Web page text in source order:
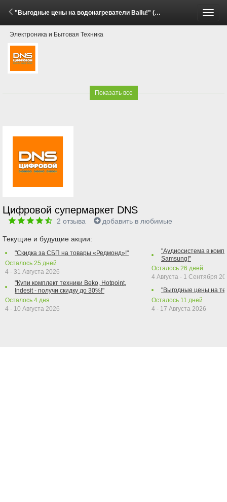
"Выгодные цены на водонагреватели Ballu!" (3 - 17 Июня 2026)
Электроника и Бытовая Техника
Показать все
Цифровой супермаркет DNS
2 отзыва добавить в любимые
Текущие и будущие акции:
"Скидка за СБП на товары «Редмонд»!"
Осталось 25 дней
4 - 31 Августа 2026
"Купи комплект техники Beko, Hotpoint,
Indesit - получи скидку до 30%!"
Осталось 4 дня
4 - 10 Августа 2026
"Аудиосистема в
Samsung!"
Осталось 26 дней
4 Августа - 1 Сентября
"Выгодные цены на
Осталось 11 дней
4 - 17 Августа 2026